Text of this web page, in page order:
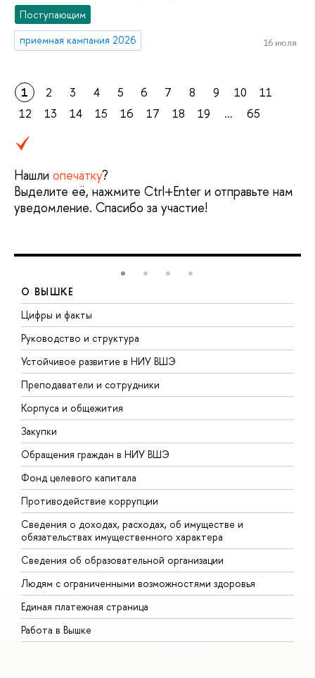
Поступающим
приемная кампания 2026
16 июля
1 2 3 4 5 6 7 8 9 10
11
12
13 14 15 16 17 18 19 ... 65
Нашли опечатку?
Выделите её, нажмите Ctrl+Enter и отправьте нам
уведомление. Спасибо за участие!
О ВЫШКЕ
Цифры и факты
Руководство и структура
Устойчивое развитие в НИУ ВШЭ
Преподаватели и сотрудники
Корпуса и общежития
Закупки
Обращения граждан в НИУ ВШЭ
Фонд целевого капитала
Противодействие коррупции
Сведения о доходах, расходах, об имуществе и
обязательствах имущественного характера
Сведения об образовательной организации
Людям с ограниченными возможностями здоровья
Единая платежная страница
Работа в Вышке